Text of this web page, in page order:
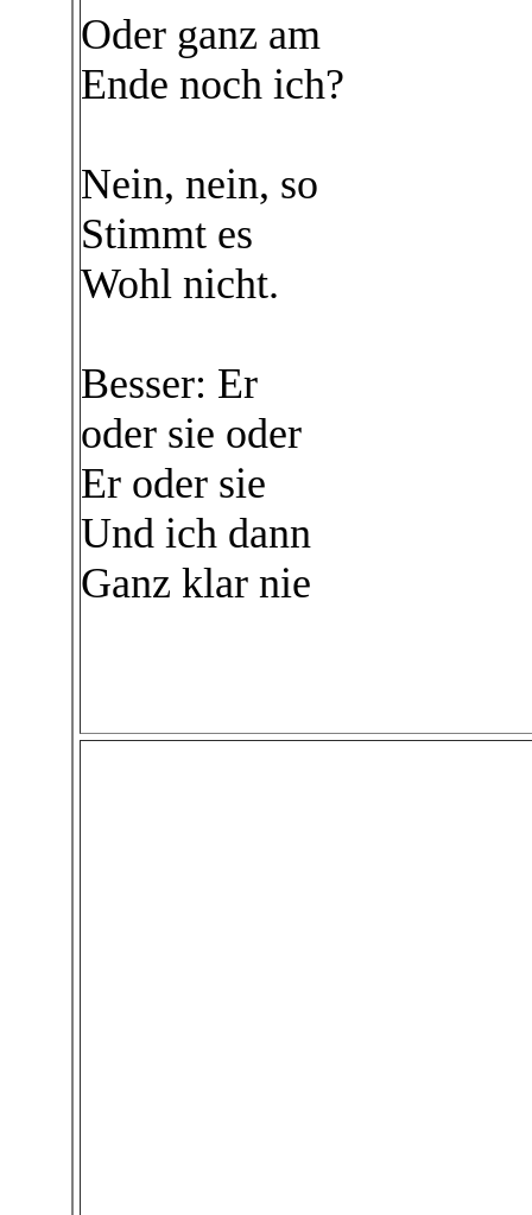
Oder ganz am
Ende noch ich?
Nein, nein, so
Stimmt es
Wohl nicht.
Besser: Er
oder sie oder
Er oder sie
Und ich dann
Ganz klar nie